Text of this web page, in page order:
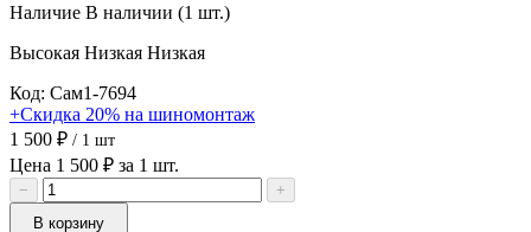
Наличие В наличии (1 шт.)
Высокая Низкая Низкая
Код: Сам1-7694
+Скидка 20% на шиномонтаж
1 500 ₽ / 1 шт
Цена 1 500 ₽ за 1 шт.
−
+
В корзину